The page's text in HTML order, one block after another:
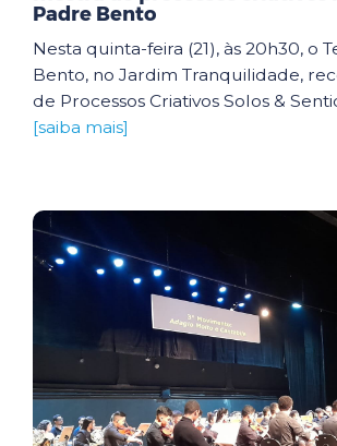
Padre Bento
Nesta quinta-feira (21), às 20h30, o
Bento, no Jardim Tranquilidade,
de Processos Criativos Solos &
[saiba mais]